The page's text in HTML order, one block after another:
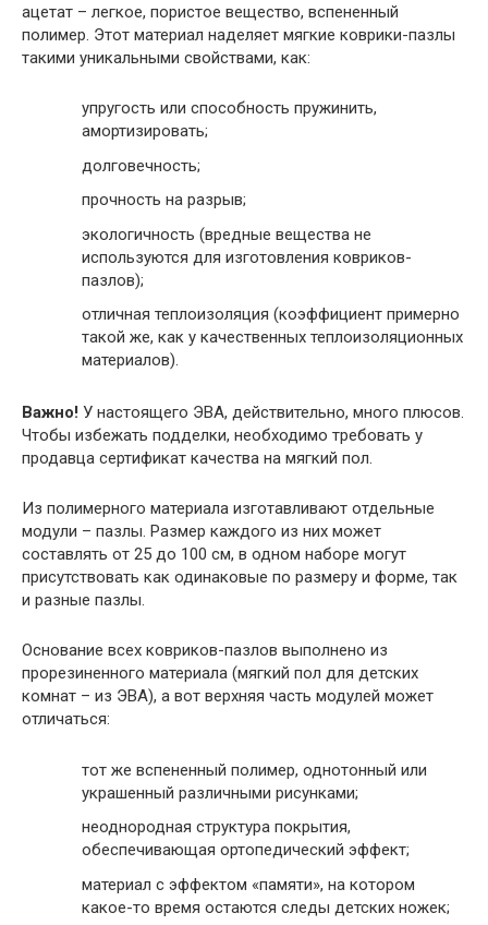
ацетат – легкое, пористое вещество, вспененный
полимер. Этот материал наделяет мягкие коврики-пазлы
такими уникальными свойствами, как:
упругость или способность пружинить,
амортизировать;
долговечность;
прочность на разрыв;
экологичность (вредные вещества не
используются для изготовления ковриков-
пазлов);
отличная теплоизоляция (коэффициент примерно
такой же, как у качественных теплоизоляционных
материалов).
Важно! У настоящего ЭВА, действительно, много плюсов.
Чтобы избежать подделки, необходимо требовать у
продавца сертификат качества на мягкий пол.
Из полимерного материала изготавливают отдельные
модули – пазлы. Размер каждого из них может
составлять от 25 до 100 см, в одном наборе могут
присутствовать как одинаковые по размеру и форме, так
и разные пазлы.
Основание всех ковриков-пазлов выполнено из
прорезиненного материала (мягкий пол для детских
комнат – из ЭВА), а вот верхняя часть модулей может
отличаться:
тот же вспененный полимер, однотонный или
украшенный различными рисунками;
неоднородная структура покрытия,
обеспечивающая ортопедический эффект;
материал с эффектом «памяти», на котором
какое-то время остаются следы детских ножек;